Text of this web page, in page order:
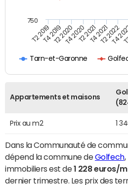
Tarn-et-Garonne
T2 2019T4 2019T2 2020T4 2020T2 2021T4 2021T2 2022
T4
750
Appartements et maisons
Prix au m2 1
Dans la Communauté de
dépend la commune deGolfech,
immobiliers est de1 228 euros/
dernier trimestre. Les prix des